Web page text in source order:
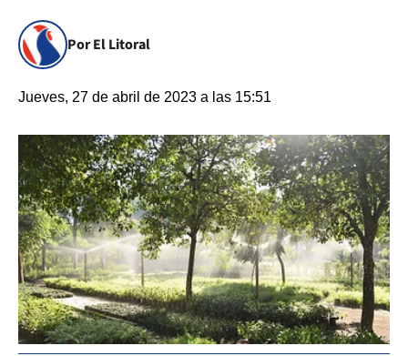
Por El Litoral
Jueves, 27 de abril de 2023 a las 15:51